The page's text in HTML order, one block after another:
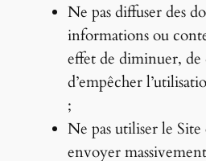
Ne pas diffuser des
informations ou
effet de diminuer, de
d’empêcher
;
Ne pas utiliser le Site
envoyer